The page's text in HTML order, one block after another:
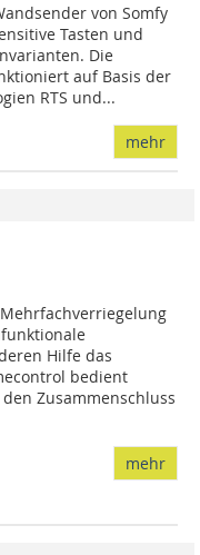
von Somfy
Tasten und
Die
auf Basis der
RTS und...
mehr
Hilfe das
bedient
Zusammenschluss
mehr